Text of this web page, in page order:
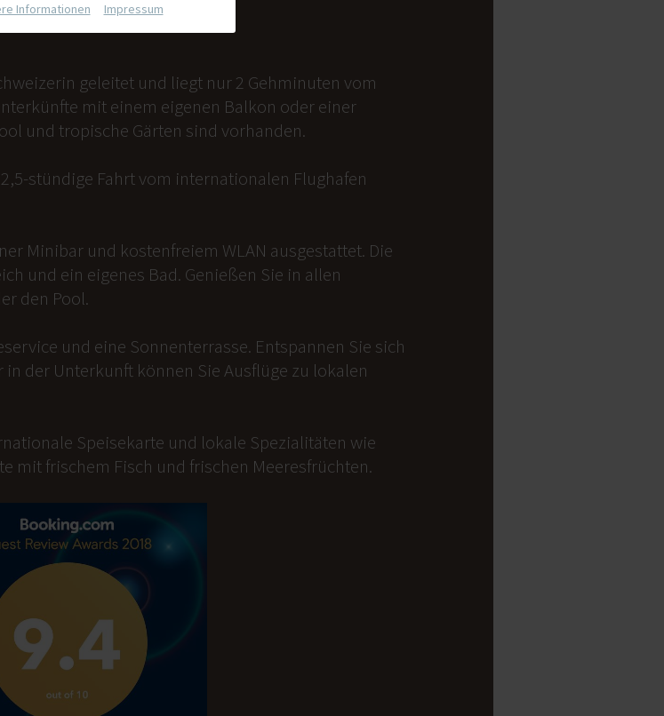
geleitet und liegt nur 2 Gehminuten vom
mit einem eigenen Balkon oder einer
und tropische Gärten sind vorhanden.
stündige Fahrt vom internationalen Flughafen
Minibar und kostenfreiem WLAN ausgestattet. Die
und ein eigenes Bad. Genießen Sie in allen
den Pool.
und eine Sonnenterrasse. Entspannen Sie sich
der Unterkunft können Sie Ausflüge zu lokalen
Speisekarte und lokale Spezialitäten wie
mit frischem Fisch und frischen Meeresfrüchten.
Informationen Impressum